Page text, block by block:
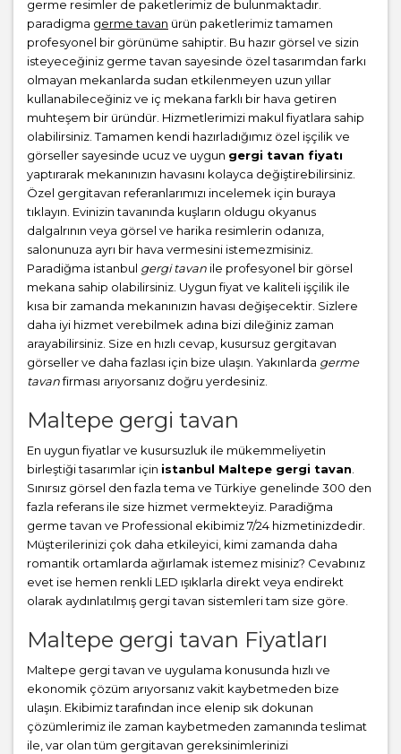
germe resimler de paketlerimiz de bulunmaktadır.
paradigma germe tavan ürün paketlerimiz tamamen
profesyonel bir görünüme sahiptir. Bu hazır görsel ve sizin
isteyeceğiniz germe tavan sayesinde özel tasarımdan farkı
olmayan mekanlarda sudan etkilenmeyen uzun yıllar
kullanabileceğiniz ve iç mekana farklı bir hava getiren
muhteşem bir üründür. Hizmetlerimizi makul fiyatlara sahip
olabilirsiniz. Tamamen kendi hazırladığımız özel işçilik ve
görseller sayesinde ucuz ve uygun gergi tavan fiyatı
yaptırarak mekanınızın havasını kolayca değiştirebilirsiniz.
Özel gergitavan referanlarımızı incelemek için buraya
tıklayın. Evinizin tavanında kuşların oldugu okyanus
dalgalrının veya görsel ve harika resimlerin odanıza,
salonunuza ayrı bir hava vermesini istemezmisiniz.
Paradiğma istanbul gergi tavan ile profesyonel bir görsel
mekana sahip olabilirsiniz. Uygun fiyat ve kaliteli işçilik ile
kısa bir zamanda mekanınızın havası değişecektir. Sizlere
daha iyi hizmet verebilmek adına bizi dileğiniz zaman
arayabilirsiniz. Size en hızlı cevap, kusursuz gergitavan
görseller ve daha fazlası için bize ulaşın. Yakınlarda germe
tavanfirması arıyorsanız doğru yerdesiniz.
Maltepe gergi tavan
En uygun fiyatlar ve kusursuzluk ile mükemmeliyetin
birleştiği tasarımlar için istanbul Maltepe gergi tavan
Sınırsız görsel den fazla tema ve Türkiye genelinde 300 den
fazla referans ile size hizmet vermekteyiz. Paradiğma
germe tavan ve Professional ekibimiz 7/24 hizmetinizdedir.
Müşterilerinizi çok daha etkileyici, kimi zamanda daha
romantik ortamlarda ağırlamak istemez misiniz? Cevabınız
evet ise hemen renkli LED ışıklarla direkt veya endirekt
olarak aydınlatılmış gergi tavan sistemleri tam size göre.
Maltepe gergi tavan Fiyatları
Maltepe gergi tavan ve uygulama konusunda hızlı ve
ekonomik çözüm arıyorsanız vakit kaybetmeden bize
ulaşın. Ekibimiz tarafından ince elenip sık dokunan
çözümlerimiz ile zaman kaybetmeden zamanında teslimat
ile, var olan tüm gergitavan gereksinimlerinizi